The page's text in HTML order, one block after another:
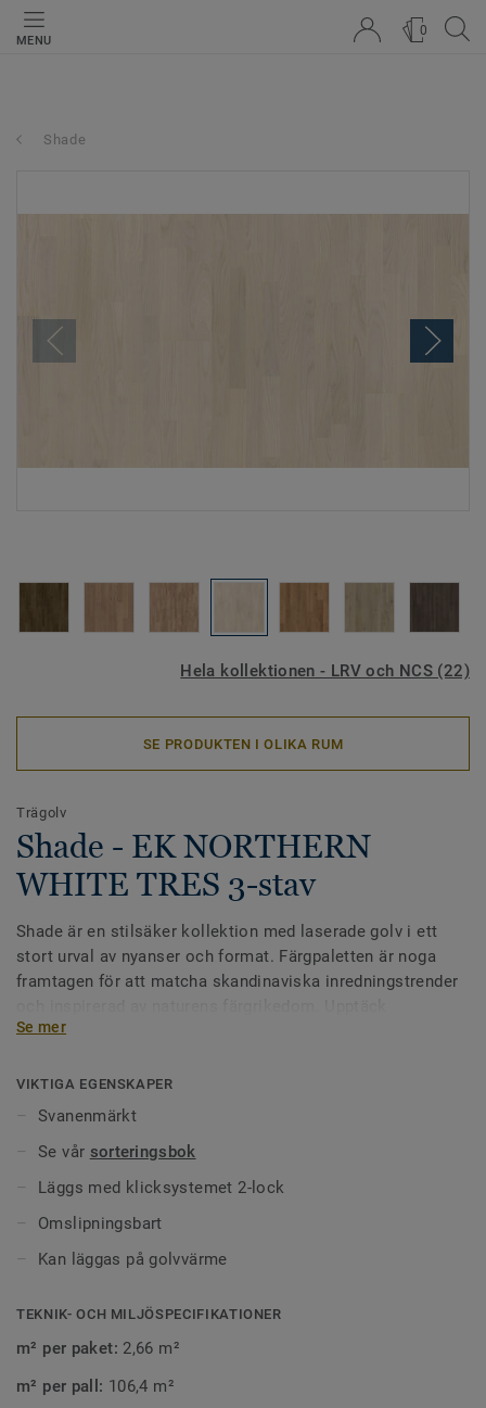
MENU
0
Shade
Hela kollektionen - LRV och NCS (22)
SE PRODUKTEN I OLIKA RUM
Trägolv
Shade - EK NORTHERN
WHITE TRES 3-stav
Shade är en stilsäker kollektion med laserade golv i ett
stort urval av nyanser och format. Färgpaletten är noga
framtagen för att matcha skandinaviska inredningstrender
skönheten och den stora variationen och låt dig inspireras
Se mer
VIKTIGA EGENSKAPER
Svanenmärkt
Se vår sorteringsbok
Läggs med klicksystemet 2-lock
Omslipningsbart
Kan läggas på golvvärme
TEKNIK- OCH MILJÖSPECIFIKATIONER
m² per paket: 2,66 m²
m² per pall: 106,4 m²